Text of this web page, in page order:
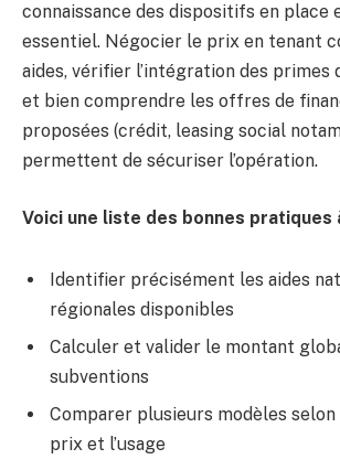
connaissance des dispositifs en place
essentiel. Négocier le prix en tenant
aides, vérifier l’intégration des primes
et bien comprendre les offres de
proposées (crédit, leasing social
permettent de sécuriser l’opération.
Voici une liste des bonnes pratiques
Identifier précisément les aides
régionales disponibles
Calculer et valider le montant
subventions
Comparer plusieurs modèles selon
prix et l’usage